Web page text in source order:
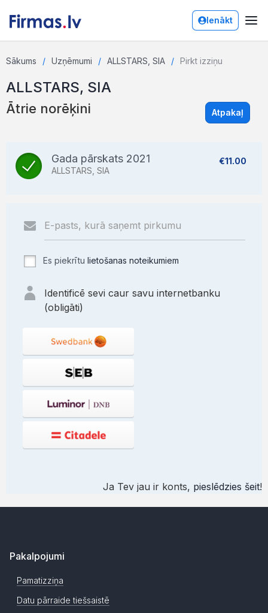
Ienākt
Sākums Uzņēmumi ALLSTARS, SIA Pirkt izziņu
ALLSTARS, SIA
Ātrie norēķini Atpakaļ
Gada pārskats 2021
ALLSTARS, SIA
€11.00
Es piekrītu lietošanas noteikumiem
Identificē sevi caur savu internetbanku
(obligāti)
Ja Tev jau ir konts, pieslēdzies šeit!
Pakalpojumi
Pamatizziņa
Datu pārraide tiešsaistē